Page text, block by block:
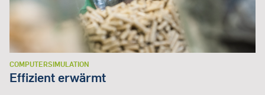
COMPUTERSIMULATION
Effizient erwärmt